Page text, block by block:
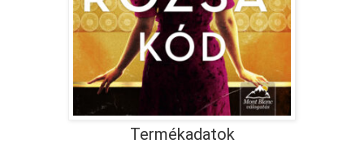
Termékadatok